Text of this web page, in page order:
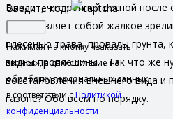
Введите код:
Нажимая на кнопку «заказать
звонок», я даю согласие на
обработку персональных данных
в соответствии сПолитикой
конфиденциальности
Бывает, что ранней весной после
представляет собой жалкое
плесенью трава, провалы грунта,
видны проплешины… Так что же
восстановления внешнего вида и
газоне? Обо всем по порядку.